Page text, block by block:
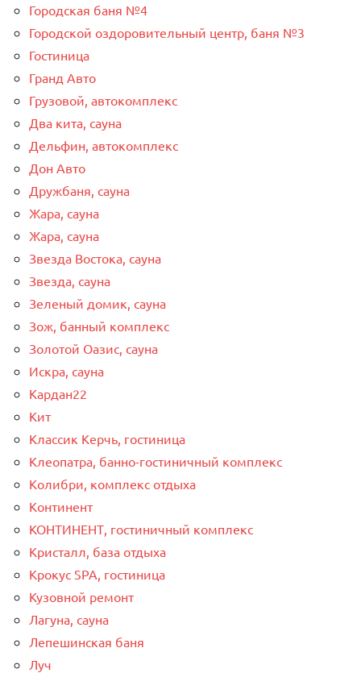
Городская баня №4
Городской оздоровительный центр, баня №3
Гостиница
Гранд Авто
Грузовой, автокомплекс
Два кита, сауна
Дельфин, автокомплекс
Дон Авто
Дружбаня, сауна
Жара, сауна
Жара, сауна
Звезда Востока, сауна
Звезда, сауна
Зеленый домик, сауна
Зож, банный комплекс
Золотой Оазис, сауна
Искра, сауна
Кардан22
Кит
Классик Керчь, гостиница
Клеопатра, банно-гостиничный комплекс
Колибри, комплекс отдыха
Континент
КОНТИНЕНТ, гостиничный комплекс
Кристалл, база отдыха
Крокус SPA, гостиница
Кузовной ремонт
Лагуна, сауна
Лепешинская баня
Луч